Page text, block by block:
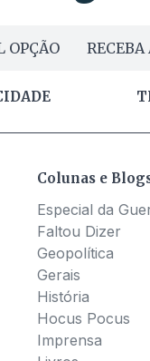
OPÇÃO RECEBA
Colunas e
Especial da
Faltou Dizer
Geopolítica
Gerais
História
Hocus Pocus
Imprensa